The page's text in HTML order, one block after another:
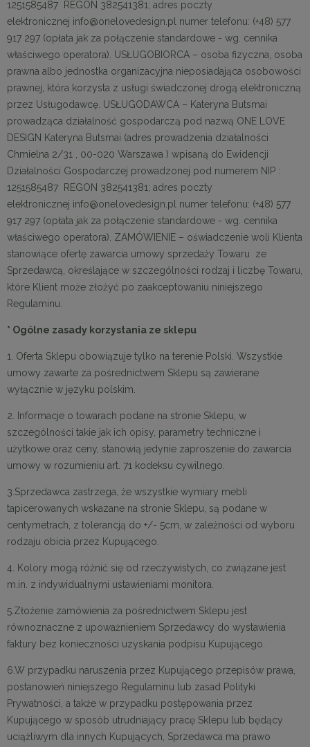
1251585487
REGON 382541381; adres poczty
elektronicznej info@onelovedesign.pl numer telefonu: (+48) 577
917 297 (opłata jak za połączenie standardowe - wg. cennika
właściwego operatora). USŁUGOBIORCA – osoba fizyczna, osoba
prawna albo jednostka organizacyjna nieposiadająca osobowości
prawnej, która korzysta z usługi świadczonej drogą elektroniczną
przez Usługodawcę. USŁUGODAWCA – Kateryna Butsmai
prowadząca działalność gospodarczą pod nazwą ONE LOVE
DESIGN Kateryna Butsmai (adres prowadzenia działalności
Chmielna 2/31 , 00-020 Warszawa ) wpisaną do Ewidencji
Działalności Gospodarczej prowadzonej pod numerem NIP :
1251585487
REGON 382541381; adres poczty
elektronicznej info@onelovedesign.pl numer telefonu: (+48) 577
917 297 (opłata jak za połączenie standardowe - wg. cennika
właściwego operatora). ZAMÓWIENIE – oświadczenie woli Klienta
stanowiące ofertę zawarcia umowy sprzedaży Towaru ze
Sprzedawcą, określające w szczególności rodzaj i liczbę Towaru,
które Klient może złożyć po zaakceptowaniu niniejszego
Regulaminu.
* Ogólne zasady korzystania ze sklepu
1. Oferta Sklepu obowiązuje tylko na terenie Polski. Wszystkie
umowy zawarte za pośrednictwem Sklepu są zawierane
wyłącznie w języku polskim.
2. Informacje o towarach podane na stronie Sklepu, w
szczególności takie jak ich opisy, parametry techniczne i
użytkowe oraz ceny, stanowią jedynie zaproszenie do zawarcia
umowy w rozumieniu art. 71 kodeksu cywilnego.
3.Sprzedawca zastrzega, że wszystkie wymiary mebli
tapicerowanych wskazane na stronie Sklepu, są podane w
centymetrach, z tolerancją do +/- 5cm, w zależności od wyboru
rodzaju obicia przez Kupującego.
4. Kolory mogą różnić się od rzeczywistych, co związane jest
m.in. z indywidualnymi ustawieniami monitora.
5.Złożenie zamówienia za pośrednictwem Sklepu jest
równoznaczne z upoważnieniem Sprzedawcy do wystawienia
faktury bez konieczności uzyskania podpisu Kupującego.
6.W przypadku naruszenia przez Kupującego przepisów prawa,
postanowień niniejszego Regulaminu lub zasad Polityki
Prywatności, a także w przypadku postępowania przez
Kupującego w sposób utrudniający pracę Sklepu lub będący
uciążliwym dla innych Kupujących, Sprzedawca ma prawo